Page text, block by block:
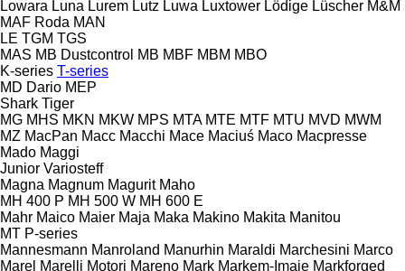
Lowara Luna Lurem Lutz Luwa Luxtower Lödige Lüscher M&M
MAF Roda MAN
LE TGM TGS
MAS MB Dustcontrol MB MBF MBM MBO
K-series T-series
MD Dario MEP
Shark Tiger
MG MHS MKN MKW MPS MTA MTE MTF MTU MVD MWM
MZ MacPan Macc Macchi Mace Maciuś Maco Macpresse
Mado Maggi
Junior Variosteff
Magna Magnum Magurit Maho
MH 400 P MH 500 W MH 600 E
Mahr Maico Maier Maja Maka Makino Makita Manitou
MT P-series
Mannesmann Manroland Manurhin Maraldi Marchesini Marco
Marel Marelli Motori Mareno Mark Markem-Imaje Markforged